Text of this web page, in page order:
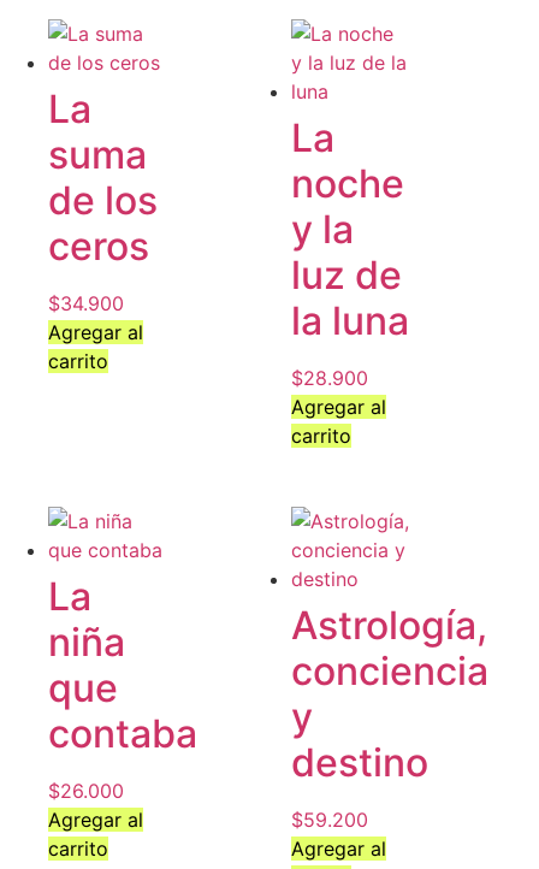
La
suma
de los
ceros
$34.900
Agregar al
carrito
La
noche
y la
luz de
la luna
$28.900
Agregar al
carrito
La
niña
que
contaba
$26.000
Agregar al
carrito
Astrología,
conciencia
y
destino
$59.200
Agregar al